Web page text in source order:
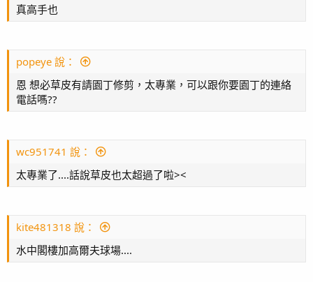
真高手也
popeye 說：
恩 想必草皮有請園丁修剪，太專業，可以跟你要園丁的連絡
電話嗎??
wc951741 說：
太專業了....話說草皮也太超過了啦><
kite481318 說：
水中閣樓加高爾夫球場....